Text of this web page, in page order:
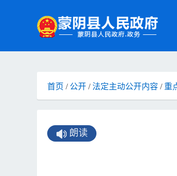
首页 / 公开 /法定主动公开内容 / 重
朗读